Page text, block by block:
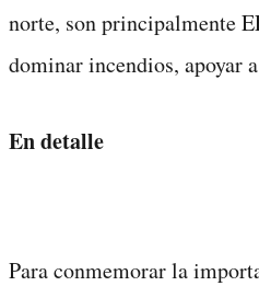
norte, son principalmente
dominar incendios, apoyar
En detalle
Para conmemorar la